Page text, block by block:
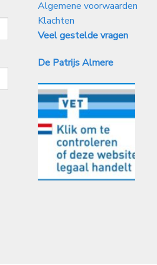
Algemene voorwaarden
Klachten
Veel gestelde vragen
De Patrijs Almere